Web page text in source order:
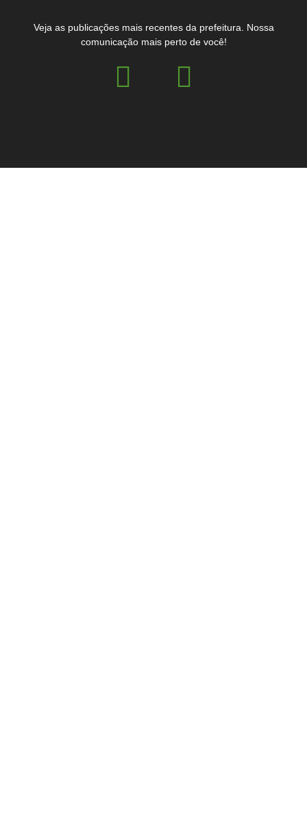
Veja as publicações mais recentes da prefeitura. Nossa
comunicação mais perto de você!